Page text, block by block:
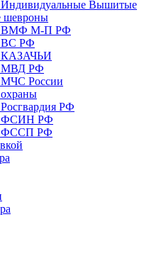
Вышитые
шевроны
ВМФ М-П РФ
ВС РФ
МВД РФ
России
РФ
ФСИН РФ
ФССП РФ